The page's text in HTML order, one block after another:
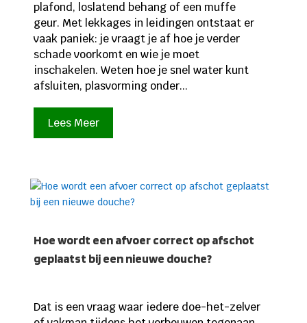
plafond, loslatend behang of een muffe
geur. Met lekkages in leidingen ontstaat er
vaak paniek: je vraagt je af hoe je verder
schade voorkomt en wie je moet
inschakelen. Weten hoe je snel water kunt
afsluiten, plasvorming onder...
Lees Meer
Hoe wordt een afvoer correct op afschot
geplaatst bij een nieuwe douche?
Dat is een vraag waar iedere doe-het-zelver